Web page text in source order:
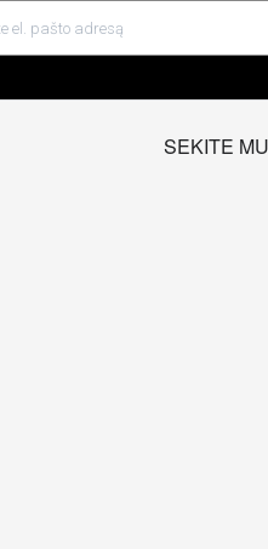
SEKITE